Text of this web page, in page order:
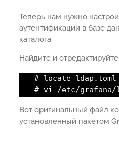
Теперь нам нужно
аутентификации в базе
каталога.
Найдите и
# locate ldap.toml
# vi /etc/grafana/
Вот оригинальный файл
установленный пакетом